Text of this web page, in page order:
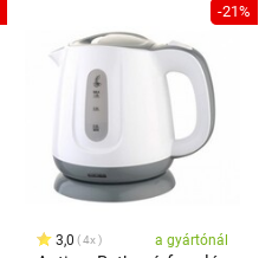
-21%
3,0 4x a gyártónál